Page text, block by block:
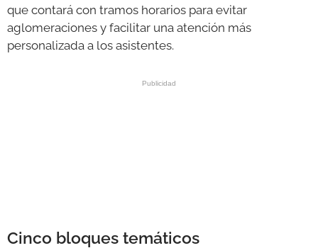
que contará con tramos horarios para evitar
aglomeraciones y facilitar una atención más
personalizada a los asistentes.
Cinco bloques temáticos